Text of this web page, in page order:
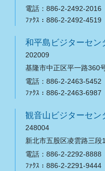
電話：886-2-2492-2016
ﾌｧｸｽ：886-2-2492-4519
和平島ビジターセン
202009
基隆市中正区平一路360
電話：886-2-2463-5452
ﾌｧｸｽ：886-2-2463-6987
観音山ビジターセン
248004
新北市五股区凌雲路三段
電話：886-2-2292-8888
ﾌｧｸｽ：886-2-2291-9444